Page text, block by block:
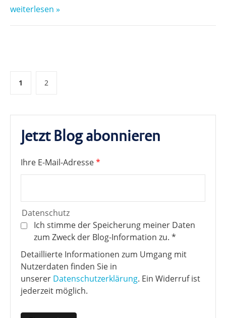
Jetzt Blog abonnieren
Ihre E-Mail-Adresse*
Datenschutz
Ich stimme der Speicherung meiner Daten
zum Zweck der Blog-Information zu. *
Detaillierte Informationen zum Umgang mit
Nutzerdaten finden Sie in
unserer Datenschutzerklärung. Ein Widerruf ist
jederzeit möglich.
weiterlesen »
1 2